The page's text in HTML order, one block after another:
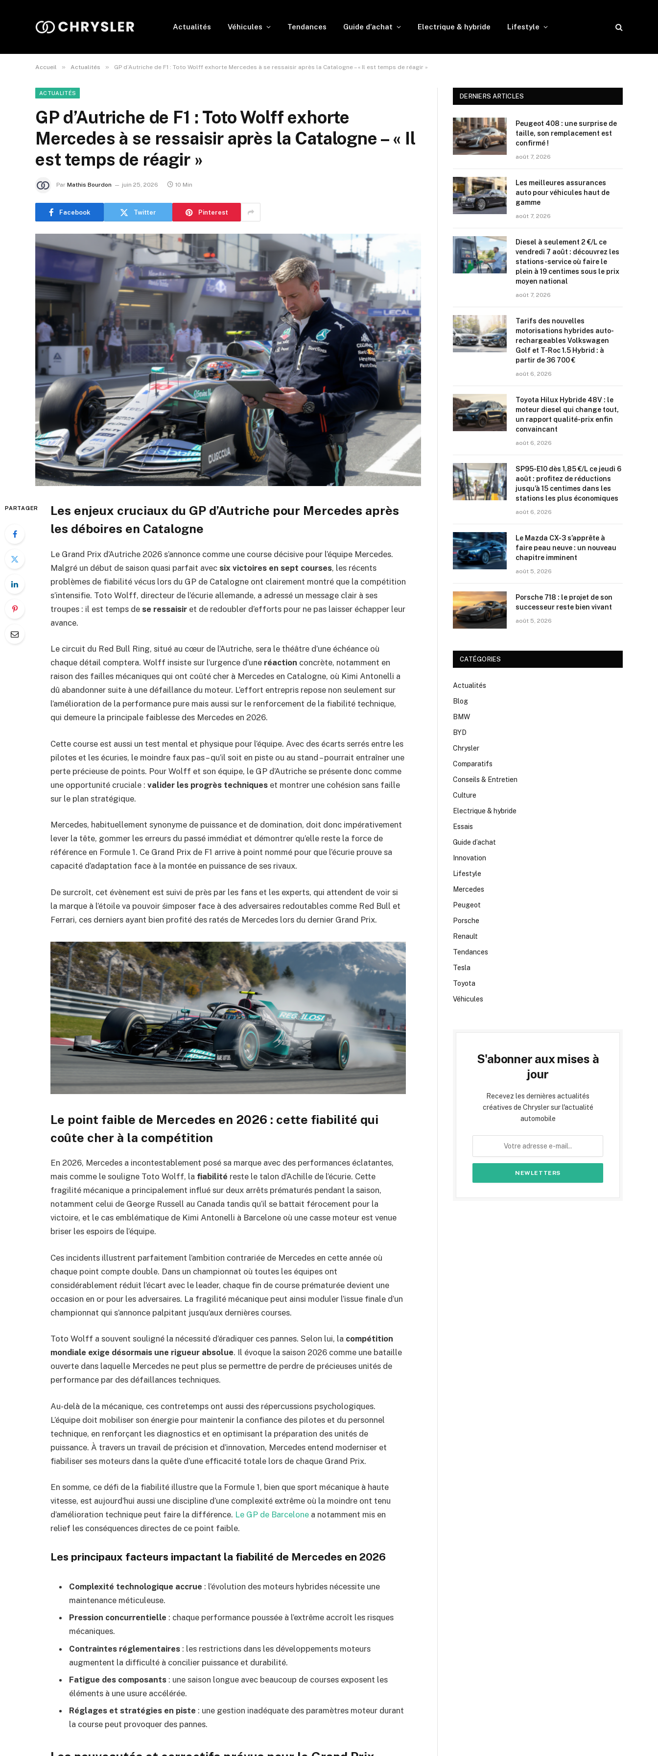
Actualités Véhicules Tendances Guide d’achat Electrique & hybride Lifestyle
Accueil » Actualités » GP d’Autriche de F1 : Toto Wolff exhorte Mercedes à se ressaisir après la Catalogne – « Il est temps de réagir »
ACTUALITÉS
GP d’Autriche de F1 : Toto Wolff exhorte
Mercedes à se ressaisir après la Catalogne – « Il
est temps de réagir »
Par Mathis Bourdon juin 25, 2026 10 Min
Facebook Twitter Pinterest
PARTAGER
Les enjeux cruciaux du GP d’Autriche pour Mercedes après
les déboires en Catalogne
Le Grand Prix d’Autriche 2026 s’annonce comme une course décisive pour l’équipe Mercedes.
Malgré un début de saison quasi parfait avec six victoires en sept courses, les récents
problèmes de fiabilité vécus lors du GP de Catalogne ont clairement montré que la compétition
s’intensifie. Toto Wolff, directeur de l’écurie allemande, a adressé un message clair à ses
troupes : il est temps de se ressaisir et de redoubler d’efforts pour ne pas laisser échapper leur
avance.
Le circuit du Red Bull Ring, situé au cœur de l’Autriche, sera le théâtre d’une échéance où
chaque détail comptera. Wolff insiste sur l’urgence d’une réaction concrète, notamment en
raison des failles mécaniques qui ont coûté cher à Mercedes en Catalogne, où Kimi Antonelli a
dû abandonner suite à une défaillance du moteur. L’effort entrepris repose non seulement sur
l’amélioration de la performance pure mais aussi sur le renforcement de la fiabilité technique,
qui demeure la principale faiblesse des Mercedes en 2026.
Cette course est aussi un test mental et physique pour l’équipe. Avec des écarts serrés entre les
pilotes et les écuries, le moindre faux pas – qu’il soit en piste ou au stand – pourrait entraîner une
perte précieuse de points. Pour Wolff et son équipe, le GP d’Autriche se présente donc comme
une opportunité cruciale : valider les progrès techniques et montrer une cohésion sans faille
sur le plan stratégique.
Mercedes, habituellement synonyme de puissance et de domination, doit donc impérativement
lever la tête, gommer les erreurs du passé immédiat et démontrer qu’elle reste la force de
référence en Formule 1. Ce Grand Prix de F1 arrive à point nommé pour que l’écurie prouve sa
capacité d’adaptation face à la montée en puissance de ses rivaux.
De surcroît, cet évènement est suivi de près par les fans et les experts, qui attendent de voir si
la marque à l’étoile va pouvoir śimposer face à des adversaires redoutables comme Red Bull et
Ferrari, ces derniers ayant bien profité des ratés de Mercedes lors du dernier Grand Prix.
Le point faible de Mercedes en 2026 : cette fiabilité qui
coûte cher à la compétition
En 2026, Mercedes a incontestablement posé sa marque avec des performances éclatantes,
mais comme le souligne Toto Wolff, la fiabilité reste le talon d’Achille de l’écurie. Cette
fragilité mécanique a principalement influé sur deux arrêts prématurés pendant la saison,
notamment celui de George Russell au Canada tandis qu’il se battait férocement pour la
victoire, et le cas emblématique de Kimi Antonelli à Barcelone où une casse moteur est venue
briser les espoirs de l’équipe.
Ces incidents illustrent parfaitement l’ambition contrariée de Mercedes en cette année où
chaque point compte double. Dans un championnat où toutes les équipes ont
considérablement réduit l’écart avec le leader, chaque fin de course prématurée devient une
occasion en or pour les adversaires. La fragilité mécanique peut ainsi moduler l’issue finale d’un
championnat qui s’annonce palpitant jusqu’aux dernières courses.
Toto Wolff a souvent souligné la nécessité d’éradiquer ces pannes. Selon lui, la compétition
mondiale exige désormais une rigueur absolue. Il évoque la saison 2026 comme une bataille
ouverte dans laquelle Mercedes ne peut plus se permettre de perdre de précieuses unités de
performance par des défaillances techniques.
Au-delà de la mécanique, ces contretemps ont aussi des répercussions psychologiques.
L’équipe doit mobiliser son énergie pour maintenir la confiance des pilotes et du personnel
technique, en renforçant les diagnostics et en optimisant la préparation des unités de
puissance. À travers un travail de précision et d’innovation, Mercedes entend moderniser et
fiabiliser ses moteurs dans la quête d’une efficacité totale lors de chaque Grand Prix.
En somme, ce défi de la fiabilité illustre que la Formule 1, bien que sport mécanique à haute
vitesse, est aujourd’hui aussi une discipline d’une complexité extrême où la moindre ont tenu
d’amélioration technique peut faire la différence. Le GP de Barcelone a notamment mis en
relief les conséquences directes de ce point faible.
Les principaux facteurs impactant la fiabilité de Mercedes en 2026
Complexité technologique accrue : l’évolution des moteurs hybrides nécessite une
maintenance méticuleuse.
Pression concurrentielle : chaque performance poussée à l’extrême accroît les risques
mécaniques.
Contraintes réglementaires : les restrictions dans les développements moteurs
augmentent la difficulté à concilier puissance et durabilité.
Fatigue des composants : une saison longue avec beaucoup de courses exposent les
éléments à une usure accélérée.
Réglages et stratégies en piste : une gestion inadéquate des paramètres moteur durant
la course peut provoquer des pannes.
DERNIERS ARTICLES
Peugeot 408 : une surprise de
taille, son remplacement est
confirmé !
août 7, 2026
Les meilleures assurances
auto pour véhicules haut de
gamme
août 7, 2026
Diesel à seulement 2 €/L ce
vendredi 7 août : découvrez les
stations-service où faire le
plein à 19 centimes sous le prix
moyen national
août 7, 2026
Tarifs des nouvelles
motorisations hybrides auto-
rechargeables Volkswagen
Golf et T-Roc 1.5 Hybrid : à
partir de 36 700 €
août 6, 2026
Toyota Hilux Hybride 48V : le
moteur diesel qui change tout,
un rapport qualité-prix enfin
convaincant
août 6, 2026
SP95-E10 dès 1,85 €/L ce jeudi 6
août : profitez de réductions
jusqu’à 15 centimes dans les
stations les plus économiques
août 6, 2026
Le Mazda CX-3 s’apprête à
faire peau neuve : un nouveau
chapitre imminent
août 5, 2026
Porsche 718 : le projet de son
successeur reste bien vivant
août 5, 2026
CATÉGORIES
Actualités
Blog
BMW
BYD
Chrysler
Comparatifs
Conseils & Entretien
Culture
Electrique & hybride
Essais
Guide d’achat
Innovation
Lifestyle
Mercedes
Peugeot
Porsche
Renault
Tendances
Tesla
Toyota
Véhicules
S'abonner aux mises à
jour
Recevez les dernières actualités
créatives de Chrysler sur l'actualité
automobile